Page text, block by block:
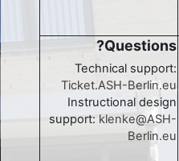
Questions?
Technical support:
Ticket.ASH-Berlin.eu
Instructional design
support: klenke@ASH-
Berlin.eu